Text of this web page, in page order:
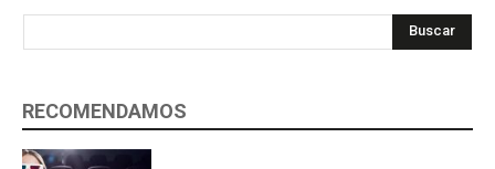
Buscar
RECOMENDAMOS